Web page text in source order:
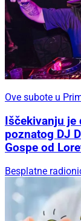
Ove subote u
Iščekivanju je
poznatog DJ
Gospe od
Besplatne